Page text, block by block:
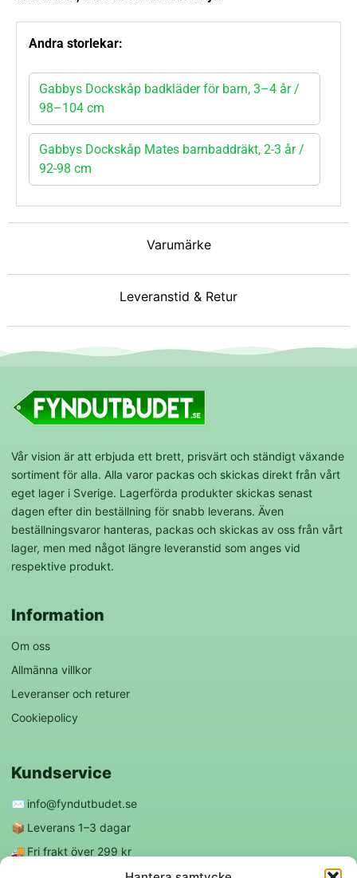
Varumärke
Leveranstid & Retur
Andra storlekar:
Gabbys Dockskåp badkläder för barn, 3–4 år /
98–104 cm
Gabbys Dockskåp Mates barnbaddräkt, 2-3 år /
92-98 cm
Vår vision är att erbjuda ett brett, prisvärt och ständigt växande
sortiment för alla. Alla varor packas och skickas direkt från vårt
eget lager i Sverige. Lagerförda produkter skickas senast
dagen efter din beställning för snabb leverans. Även
beställningsvaror hanteras, packas och skickas av oss från vårt
lager, men med något längre leveranstid som anges vid
respektive produkt.
Information
Om oss
Allmänna villkor
Leveranser och returer
Cookiepolicy
Kundservice
✉️ info@fyndutbudet.se
📦 Leverans 1–3 dagar
🚚 Fri frakt över 299 kr